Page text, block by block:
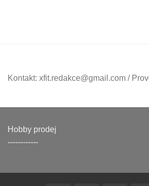
Kontakt: xfit.redakce@gmail.com /
Hobby prodej
------------